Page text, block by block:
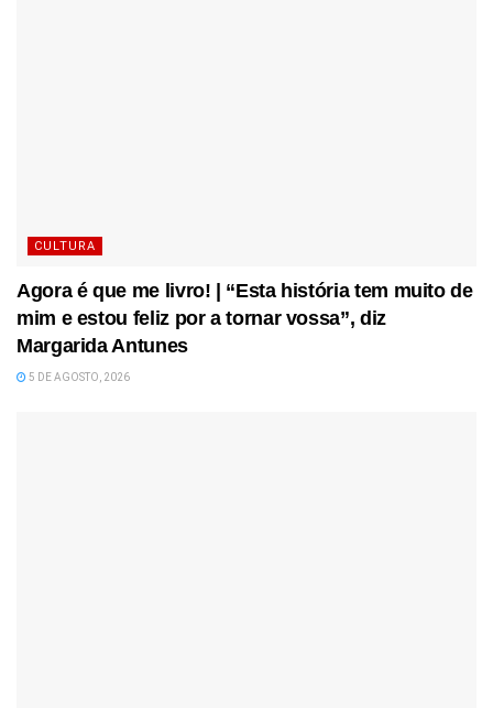
CULTURA
Agora é que me livro! | “Esta história tem muito de
mim e estou feliz por a tornar vossa”, diz
Margarida Antunes
5 DE AGOSTO, 2026